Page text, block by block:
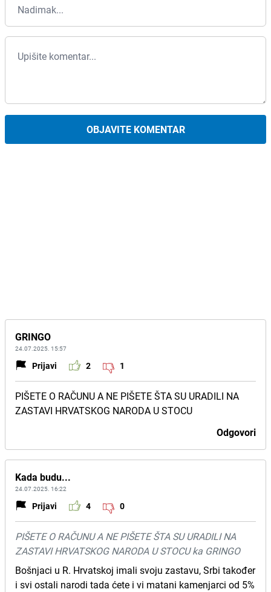
OBJAVITE KOMENTAR
GRINGO
24.07.2025. 15:57
Prijavi 2 1
PIŠETE O RAČUNU A NE PIŠETE ŠTA SU URADILI NA
ZASTAVI HRVATSKOG NARODA U STOCU
Odgovori
Kada budu...
24.07.2025. 16:22
Prijavi 4 0
PIŠETE O RAČUNU A NE PIŠETE ŠTA SU URADILI NA
ZASTAVI HRVATSKOG NARODA U STOCU ka GRINGO
Bošnjaci u R. Hrvatskoj imali svoju zastavu, Srbi također
i svi ostali narodi tada ćete i vi matani kamenjarci od 5%